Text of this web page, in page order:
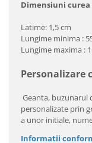
Dimensiuni curea
Latime: 1,5 cm
Lungime minima :
Lungime maxima :
Personalizare
Geanta, buzunarul
personalizate prin
a unor initiale,
Informatii